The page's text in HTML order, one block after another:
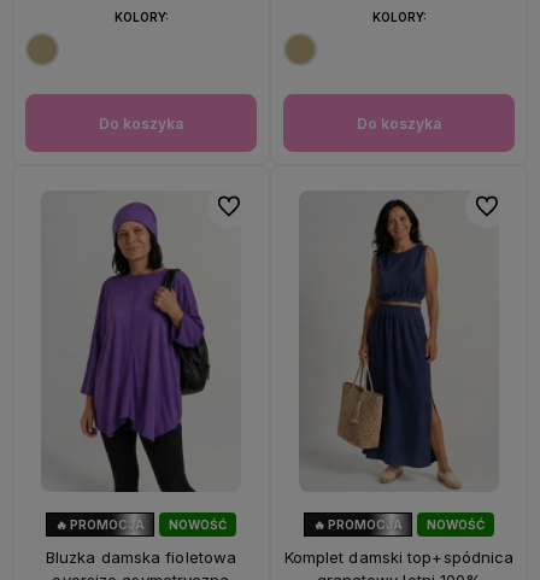
Do koszyka
KOLORY:
Do koszyka
KOLORY:
NOWOŚĆ
🔥 PROMOCJA
Bluzka damska fioletowa
Do ulubionych
NOWOŚĆ
🔥 PROMOCJA
Komplet damski top+spódnica
Do